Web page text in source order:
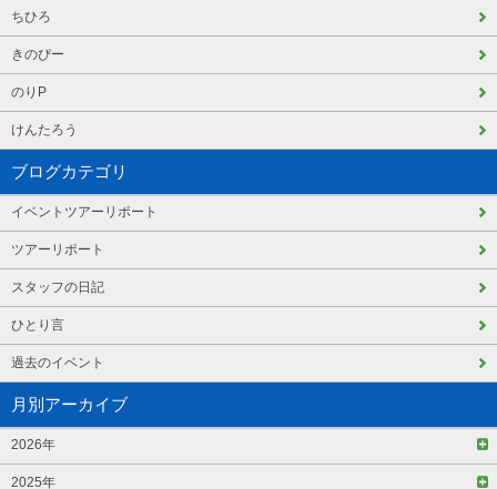
ちひろ
きのぴー
のりP
けんたろう
ブログカテゴリ
イベントツアーリポート
ツアーリポート
スタッフの日記
ひとり言
過去のイベント
月別アーカイブ
2026年
2025年